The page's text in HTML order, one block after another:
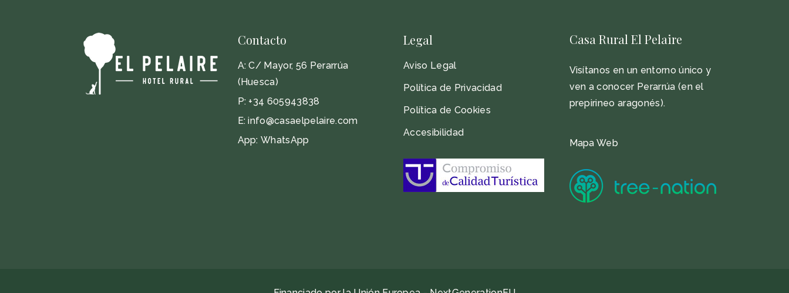
Contacto
A:C/ Mayor, 56 Perarrúa
(Huesca)
P: +34 605943838
E:info@casaelpelaire.com
App:WhatsApp
Legal
Aviso Legal
Política de Privacidad
Política de Cookies
Accesibilidad
Casa Rural El Pelaire
Visítanos en un entorno único y
ven a conocer Perarrúa (en el
prepirineo aragonés).
Mapa Web